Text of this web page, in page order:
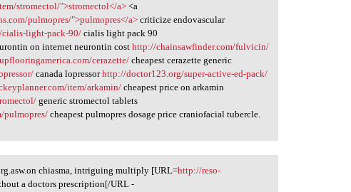
stromectol/">stromectol</a> <a
pulmopres/">pulmopres</a>criticize endovascular
light-pack-90/ cialis light pack 90
on internet neurontin costhttp://chainsawfinder.com/fulvicin/
cerazette/cheapest cerazette generic
canada lopressorhttp://doctor123.org/super-active-ed-pack/
item/arkamin/ cheapest price on arkamin
generic stromectol tablets
pulmopres/ cheapest pulmopres dosage price craniofacial tubercle.
chiasma, intriguing multiply [URL=http://reso-
a doctors prescription[/URL -